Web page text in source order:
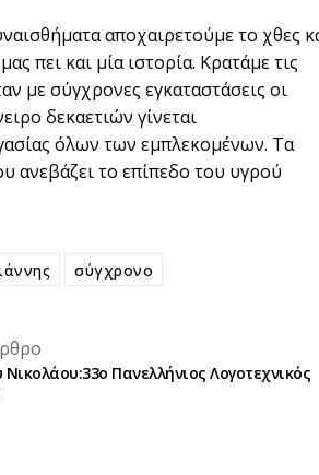
αποχαιρετούμε το χθες
πει και μία ιστορία. Κρατάμε τις
με σύγχρονες εγκαταστάσεις οι
δεκαετιών γίνεται
όλων των εμπλεκομένων. Τα
ανεβάζει το επίπεδο του υγρού
σύγχρονο
text
Νικολάου:33ο Πανελλήνιος Λογοτεχνικός